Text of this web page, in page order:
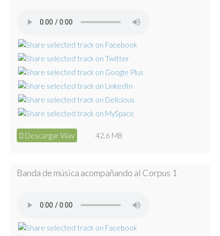
Descargar Wav 42.6 MB
Banda de música acompañando al Corpus 1